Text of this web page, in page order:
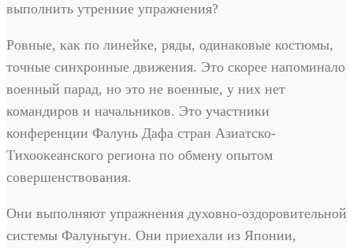
выполнить утренние упражнения?
Ровные, как по линейке, ряды, одинаковые костюмы,
точные синхронные движения. Это скорее напоминало
военный парад, но это не военные, у них нет
командиров и начальников. Это участники
конференции Фалунь Дафа стран Азиатско-
Тихоокеанского региона по обмену опытом
совершенствования.
Они выполняют упражнения духовно-оздоровительной
системы Фалуньгун. Они приехали из Японии,